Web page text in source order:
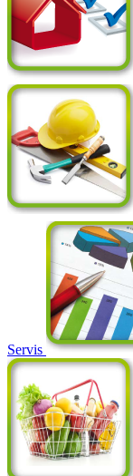
Servis